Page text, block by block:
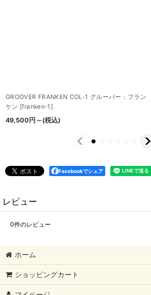
GROOVER FRANKEN COL-1 グルーバー：フラン
ケン [franken-1 ]
49,500 円 ～ (税込)
Facebookでシェア
レビュー
0件のレビュー
ホーム
ショッピングカート